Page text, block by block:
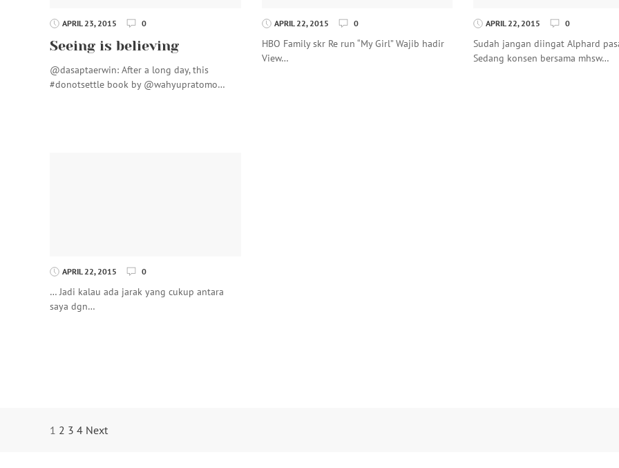
APRIL 23, 2015 0
Seeing is believing
@dasaptaerwin: After a long day, this
#donotsettle book by @wahyupratomo…
APRIL 22, 2015 0
HBO Family skr Re run “My Girl” Wajib hadir
View…
APRIL 22, 2015 0
Sudah jangan diingat Alphard
Sedang konsen bersama mhsw…
APRIL 22, 2015 0
… Jadi kalau ada jarak yang cukup antara
saya dgn…
Posts
1 2 3 4 Next